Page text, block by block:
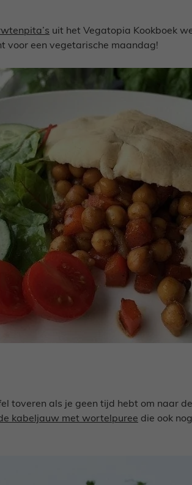
uit het Vegatopia Kookboek
voor een vegetarische maandag!
toveren als je geen tijd hebt om naar
kabeljauw met wortelpuree die ook